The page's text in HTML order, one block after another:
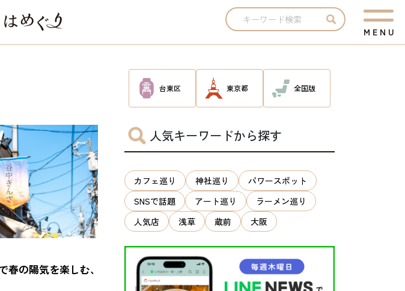
M E N U
の陽気を楽しむ、
台東区 東京都 全国版
人気キーワードから探す
カフェ巡り 神社巡り
パワースポット
SNSで話題
アート巡り
ラーメン巡り
人気店
浅草 蔵前 大阪